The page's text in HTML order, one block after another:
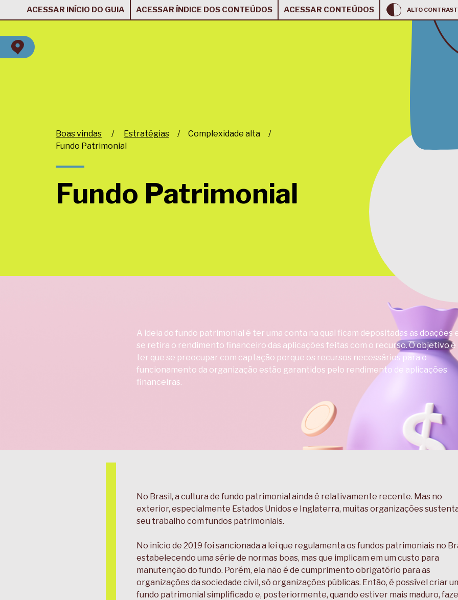
ACESSAR INÍCIO DO GUIA ACESSAR ÍNDICE DOS CONTEÚDOS ACESSAR CONTEÚDOS ALTO
Boas vindas / Estratégias / Complexidade alta
/
Fundo Patrimonial
Fundo Patrimonial
A ideia do fundo patrimonial é ter uma conta na qual ficam depositadas as doações
se retira o rendimento financeiro das aplicações feitas com o recurso. O objetivo é
ter que se preocupar com captação porque os recursos necessários para o
funcionamento da organização estão garantidos pelo rendimento de aplicações
financeiras.
No Brasil, a cultura de fundo patrimonial ainda é relativamente recente. Mas no
exterior, especialmente Estados Unidos e Inglaterra, muitas organizações
seu trabalho com fundos patrimoniais.
No início de 2019 foi sancionada a lei que regulamenta os fundos patrimoniais no
estabelecendo uma série de normas boas, mas que implicam em um custo para
manutenção do fundo. Porém, ela não é de cumprimento obrigatório para as
organizações da sociedade civil, só organizações públicas. Então, é possível criar
fundo patrimonial simplificado e, posteriormente, quando estiver mais maduro,